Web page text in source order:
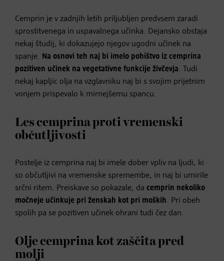
Cemprin je v zadnjih letih priljubljen predvsem zaradi
sprostitvenega in uspavalnega učinka. Dejansko obstaja
nekaj študij, ki dokazujejo njegov ugodni učinek na
spanje. Na osnovi teh naj bi imelo pohištvo iz cemprina
pozitiven učinek na vegetativne funkcije živčevja. Tudi
nekaj kapljic olja na vzglavniku naj bi s svojim prijetnim
vonjem prispevalo k mirnejšemu spancu.
Les cemprina proti vremenski
občutljivosti
Postelje iz cemprina naj bi imele dober vpliv na ljudi, ki
so občutljivi na vremenske spremembe, in naj bi umirile
srčni ritem. Preiskave so pokazale, da cemprin nekoliko
močneje učinkuje pri ženskah kot pri moških. Pri obeh
spolih pa se pozitiven učinek ohrani tudi čez dan.
Olje cemprina kot zaščita pred
molji